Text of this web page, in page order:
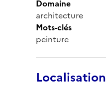
Domaine
architecture
Mots-clés
peinture
Localisation